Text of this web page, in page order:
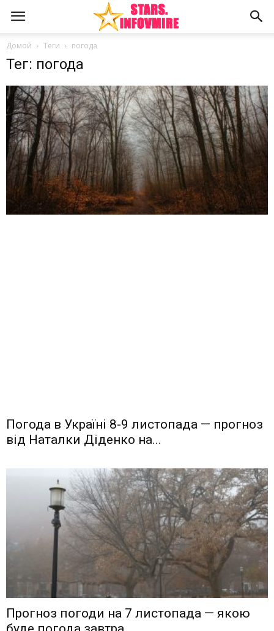
Домой Теги погода
Тег: погода
Погода в Україні 8-9 листопада — прогноз
від Наталки Діденко на...
Прогноз погоди на 7 листопада — якою